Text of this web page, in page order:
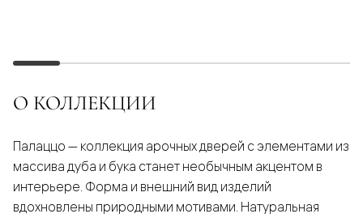
О КОЛЛЕКЦИИ
Палаццо — коллекция арочных дверей с элементами из
массива дуба и бука станет необычным акцентом в
интерьере. Форма и внешний вид изделий
вдохновлены природными мотивами. Натуральная